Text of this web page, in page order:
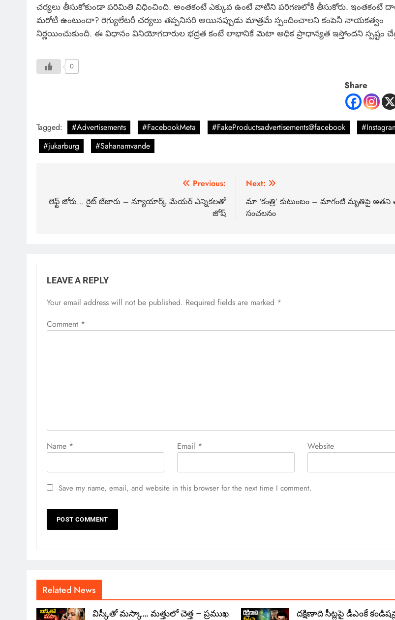
చర్యలు తీసుకోకుండా పరిమితి విధించింది. అంతకంటే ఎక్కువ ఉంటే వాటిని పరిగణలోకి తీసుకోరు. ఇంతకంటే
మరోటి ఉంటుందా? రెగ్యులేటరీ చర్యలు తప్పనిసరి అయినప్పుడు మాత్రమే స్పందించాలని కంపెనీ నాయకత్వం
నిర్ణయించుకుంది. ఈ విధానం వినియోగదారుల భద్రత కంటే లాభానికే మెటా అధిక ప్రాధాన్యత ఇస్తోందని స్పష్టం
0
Share
Tagged: #Advertisements #FacebookMeta #FakeProductsadvertisements@facebook
#jukarburg
#Sahanamvande
Previous:
లెఫ్ట్ జోరు… రైట్ బేజారు – న్యూయార్క్ మేయర్ ఎన్నికలతో
జోష్
Next:
మా ‘కంత్రి’ కుటుంబం – మాగంటి మృతిపై అతని
సంచలనం
LEAVE A REPLY
Your email address will not be published. Required fields are marked *
Comment *
Name * Email * Website
Save my name, email, and website in this browser for the next time I comment.
Related News
విస్కీతో మస్కా… మత్తులో చెత్త – ప్రముఖ దక్షిణాది సీట్లపై డీఎంకే